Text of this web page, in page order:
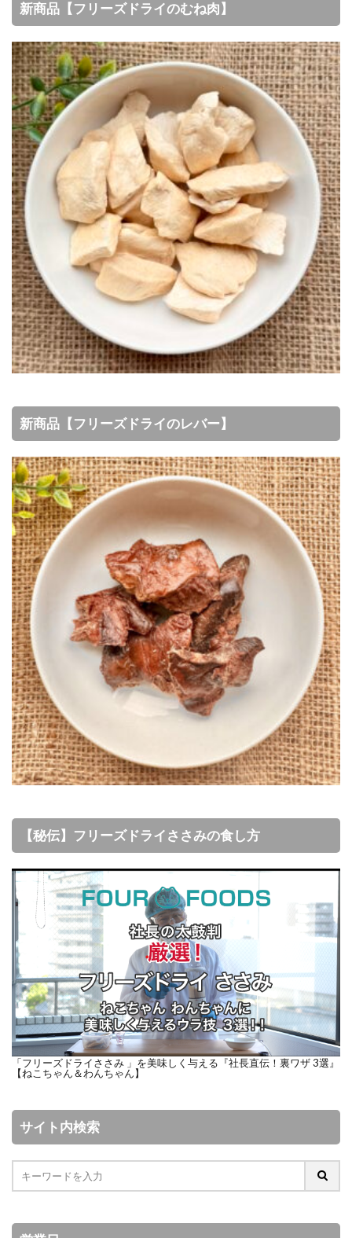
新商品【フリーズドライのむね肉】
新商品【フリーズドライのレバー】
【秘伝】フリーズドライささみの食し方
「フリーズドライささみ 」を美味しく与える『社長直伝！裏ワザ 3選』
【ねこちゃん＆わんちゃん】
サイト内検索